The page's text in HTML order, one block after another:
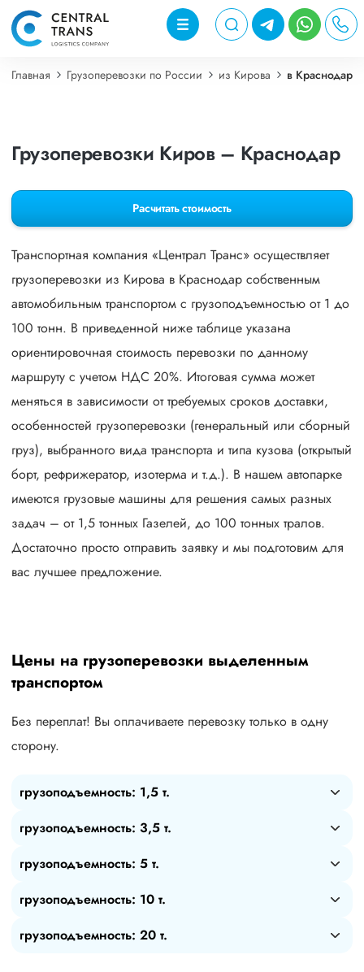
Главная Грузоперевозки по России из Кирова в Краснодар
Грузоперевозки Киров – Краснодар
Расчитать стоимость
Транспортная компания «Централ Транс» осуществляет
грузоперевозки из Кирова в Краснодар собственным
автомобильным транспортом с грузоподъемностью от 1 до
100 тонн. В приведенной ниже таблице указана
ориентировочная стоимость перевозки по данному
маршруту с учетом НДС 20%. Итоговая сумма может
меняться в зависимости от требуемых сроков доставки,
особенностей грузоперевозки (генеральный или сборный
груз), выбранного вида транспорта и типа кузова (открытый
борт, рефрижератор, изотерма и т.д.). В нашем автопарке
имеются грузовые машины для решения самых разных
задач – от 1,5 тонных Газелей, до 100 тонных тралов.
Достаточно просто отправить заявку и мы подготовим для
вас лучшее предложение.
Цены на грузоперевозки выделенным
транспортом
Без переплат! Вы оплачиваете перевозку только в одну
сторону.
грузоподъемность: 1,5 т.
грузоподъемность: 3,5 т.
грузоподъемность: 5 т.
грузоподъемность: 10 т.
грузоподъемность: 20 т.